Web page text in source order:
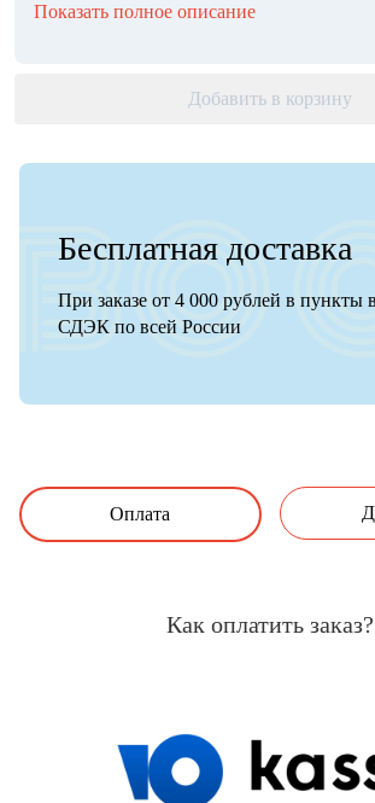
Показать полное описание
Добавить в корзину
Бесплатная доставка
При заказе от 4 000 рублей в пункты
СДЭК по всей России
Оплата
Как оплатить заказ?